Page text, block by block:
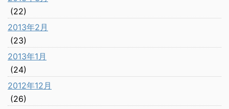
(22)
2013年2月
(23)
2013年1月
(24)
2012年12月
(26)